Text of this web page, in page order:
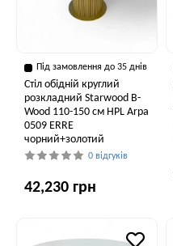
Під замовлення до 35 днів
Стіл обідній круглий
розкладний Starwood B-
Wood 110-150 см HPL Arpa
0509 ERRE
чорний+золотий
0 відгуків
42,230 грн